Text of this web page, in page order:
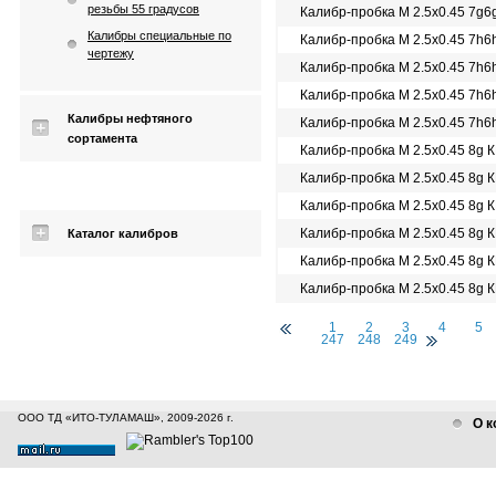
резьбы 55 градусов
Калибры специальные по
чертежу
Калибры нефтяного
сортамента
Каталог калибров
Калибр-пробка М 2.5х0.45
Калибр-пробка М 2.5х0.45
Калибр-пробка М 2.5х0.45
Калибр-пробка М 2.5х0.45
Калибр-пробка М 2.5х0.45
Калибр-пробка М 2.5х0.45 8g
Калибр-пробка М 2.5х0.45 8g
Калибр-пробка М 2.5х0.45 8g
Калибр-пробка М 2.5х0.45 8g
Калибр-пробка М 2.5х0.45 8g
Калибр-пробка М 2.5х0.45 8g
1 2 3 4 5
247 248 249
ООО ТД «ИТО-ТУЛАМАШ», 2009-2026 г. О